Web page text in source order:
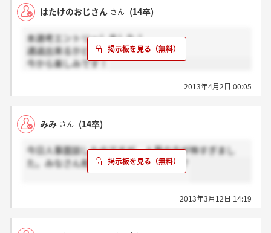
はたけのおじさん さん (14卒)
本選考エントリーしました！
通過出来るかどうか…
今から楽しみです！
2013年4月2日 00:05
みみ さん (14卒)
今日人事面談したのですが、人事の方が怖すぎまし
た。みなさん和やかな雰囲気でしたか？
2013年3月12日 14:19